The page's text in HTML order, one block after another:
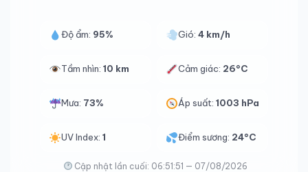
Độ ẩm: 95% Gió:4 km/h
Tầm nhìn: 10 km Cảm giác: 26°C
Mưa: 73% Áp suất:1003 hPa
UV Index: 1 Điểm sương: 24°C
Cập nhật lần cuối: 06:51:51 — 07/08/2026